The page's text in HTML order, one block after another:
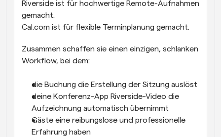
Riverside ist für hochwertige Remote-Aufnahmen
gemacht.
Cal.com ist für flexible Terminplanung gemacht.
Zusammen schaffen sie einen einzigen, schlanken
Workflow, bei dem:
die Buchung die Erstellung der Sitzung auslöst
deine Konferenz-App Riverside-Video die
Aufzeichnung automatisch übernimmt
Gäste eine reibungslose und professionelle
Erfahrung haben